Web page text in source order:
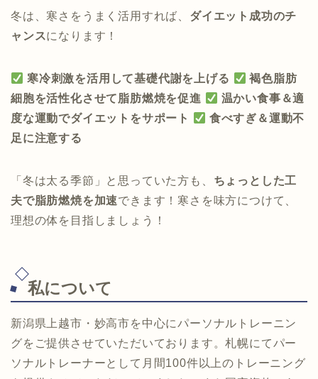
冬は、寒さをうまく活用すれば、 ダイエット成功のチ
ャンスになります！
寒冷刺激を活用して基礎代謝を上げる
褐色脂肪
細胞を活性化させて脂肪燃焼を促進
温かい食事＆適
度な運動でダイエットをサポート
食べすぎ＆運動不
足に注意する
「冬は太る季節」と思っていた方も、 ちょっとした工
夫で脂肪燃焼を加速できます！寒さを味方につけて、
理想の体を目指しましょう！
私について
新潟県上越市・妙高市を中心にパーソナルトレーニン
グをご提供させていただいております。札幌にてパー
ソナルトレーナーとして月間100件以上のトレーニング